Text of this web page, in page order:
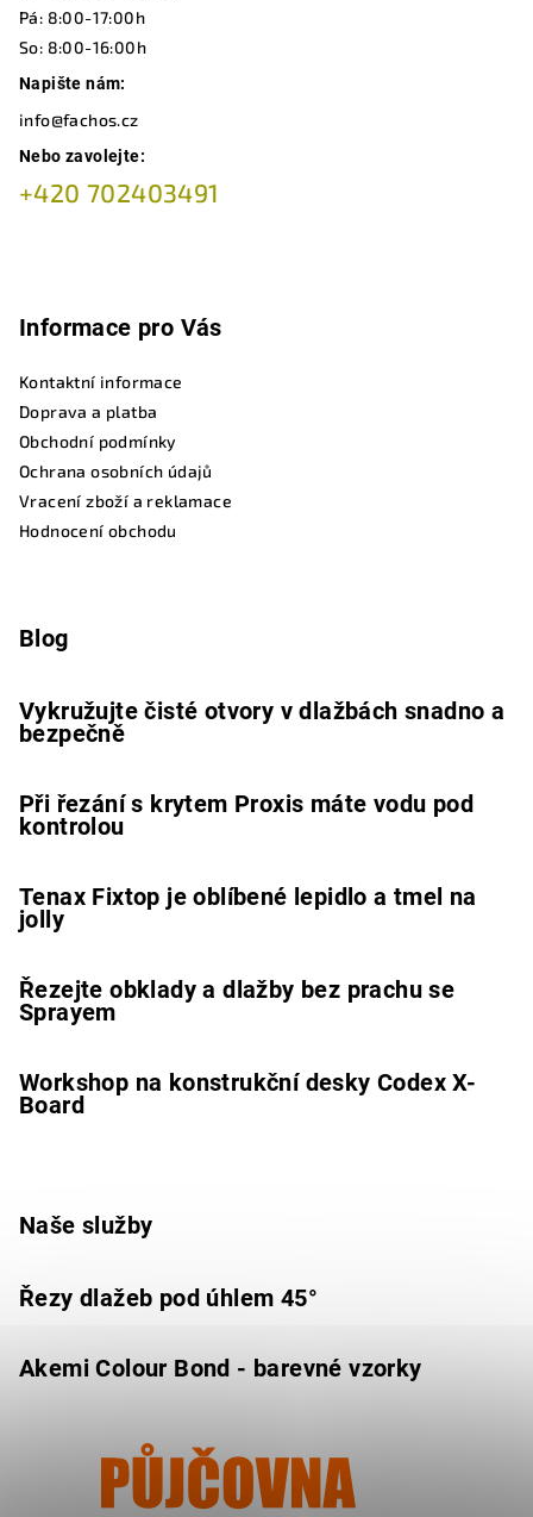
Pá: 8:00-17:00h
So: 8:00-16:00h
Napište nám:
info@fachos.cz
Nebo zavolejte:
+420 702403491
Informace pro Vás
Kontaktní informace
Doprava a platba
Obchodní podmínky
Ochrana osobních údajů
Vracení zboží a reklamace
Hodnocení obchodu
Blog
Vykružujte čisté otvory v dlažbách snadno a
bezpečně
Při řezání s krytem Proxis máte vodu pod
kontrolou
Tenax Fixtop je oblíbené lepidlo a tmel na
jolly
Řezejte obklady a dlažby bez prachu se
Sprayem
Workshop na konstrukční desky Codex X-
Board
Naše služby
Řezy dlažeb pod úhlem 45°
Akemi Colour Bond - barevné vzorky